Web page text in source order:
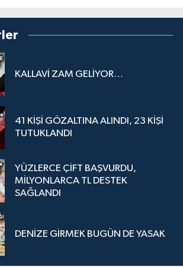
KALLAVİ ZAM GELİYOR…
41 KİŞİ GÖZALTINA ALINDI, 23 KİŞİ
TUTUKLANDI
YÜZLERCE ÇİFT BAŞVURDU,
MİLYONLARCA TL DESTEK
SAĞLANDI
DENİZE GİRMEK BUGÜN DE YASAK